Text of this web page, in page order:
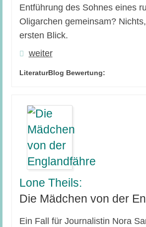
Entführung des Sohnes eines
Oligarchen gemeinsam?
ersten Blick.
weiter
LiteraturBlog Bewertung:
Lone Theils:
Die Mädchen von der
Ein Fall für Journalistin Nora